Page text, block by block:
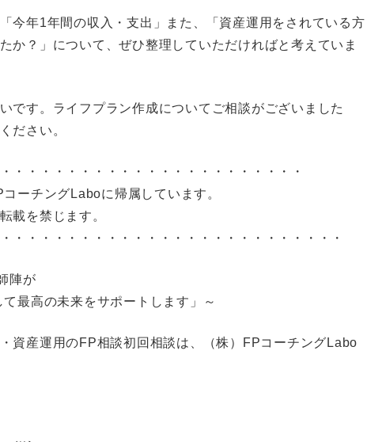
今年1年間の収入・支出」また、「資産運用をされている方
か？」について、ぜひ整理していただければと考えていま
です。ライフプラン作成についてご相談がございました
ださい。
・・・・・・・・・・・・・・・・・・・・・・
ーチングLaboに帰属しています。
載を禁じます。
・・・・・・・・・・・・・・・・・・・・・・・・・
陣が
最高の未来をサポートします」～
資産運用のFP相談初回相談は、（株）FPコーチングLabo